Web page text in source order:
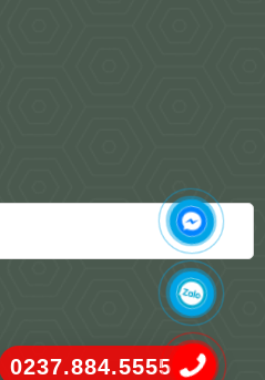
0237.884.5555